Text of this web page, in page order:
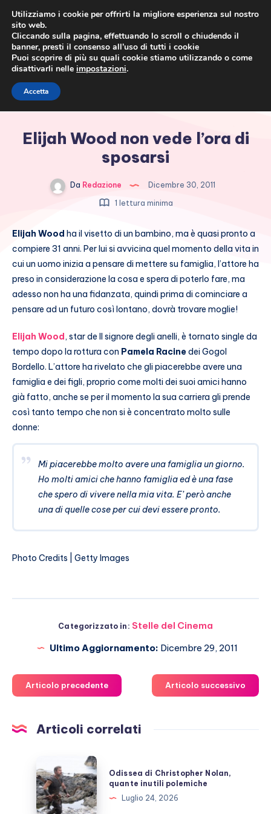
Elijah Wood non vede l’ora di
sposarsi
Da Redazione
Dicembre 30, 2011
1 lettura minima
Elijah Wood ha il visetto di un bambino, ma è quasi pronto a
compiere 31 anni. Per lui si avvicina quel momento della vita in
cui un uomo inizia a pensare di mettere su famiglia, l’attore ha
preso in considerazione la cosa e spera di poterlo fare, ma
adesso non ha una fidanzata, quindi prima di cominciare a
pensare ad un futuro così lontano, dovrà trovare moglie!
Elijah Wood , star de Il signore degli anelli, è tornato single da
tempo dopo la rottura con Pamela Racinedei Gogol
Bordello. L’attore ha rivelato che gli piacerebbe avere una
famiglia e dei figli, proprio come molti dei suoi amici hanno
già fatto, anche se per il momento la sua carriera gli prende
così tanto tempo che non si è concentrato molto sulle
donne:
Mi piacerebbe molto avere una famiglia un giorno.
Ho molti amici che hanno famiglia ed è una fase
che spero di vivere nella mia vita. E’ però anche
una di quelle cose per cui devi essere pronto.
Photo Credits | Getty Images
Categorizzato in: Stelle del Cinema
Ultimo Aggiornamento: Dicembre 29, 2011
Articolo precedente Articolo successivo
Articoli correlati
di
Christopher
Nolan,
Odissea di Christopher Nolan,
quante inutili polemiche
Luglio 24, 2026
Utilizziamo i cookie per offrirti la migliore esperienza sul nostro
sito web.
Cliccando sulla pagina, effettuando lo scroll o chiudendo il
banner, presti il consenso all’uso di tutti i cookie
Puoi scoprire di più su quali cookie stiamo utilizzando o come
disattivarli nelle impostazioni.
Accetta